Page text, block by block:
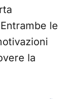
le
la